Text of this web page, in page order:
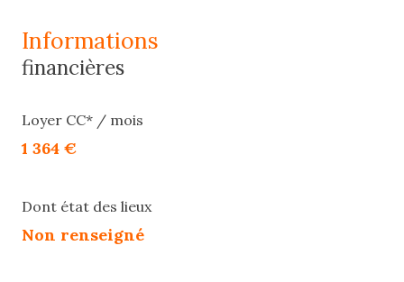
informations
financières
Loyer CC* / mois
1 364 €
Dont état des lieux
Non renseigné